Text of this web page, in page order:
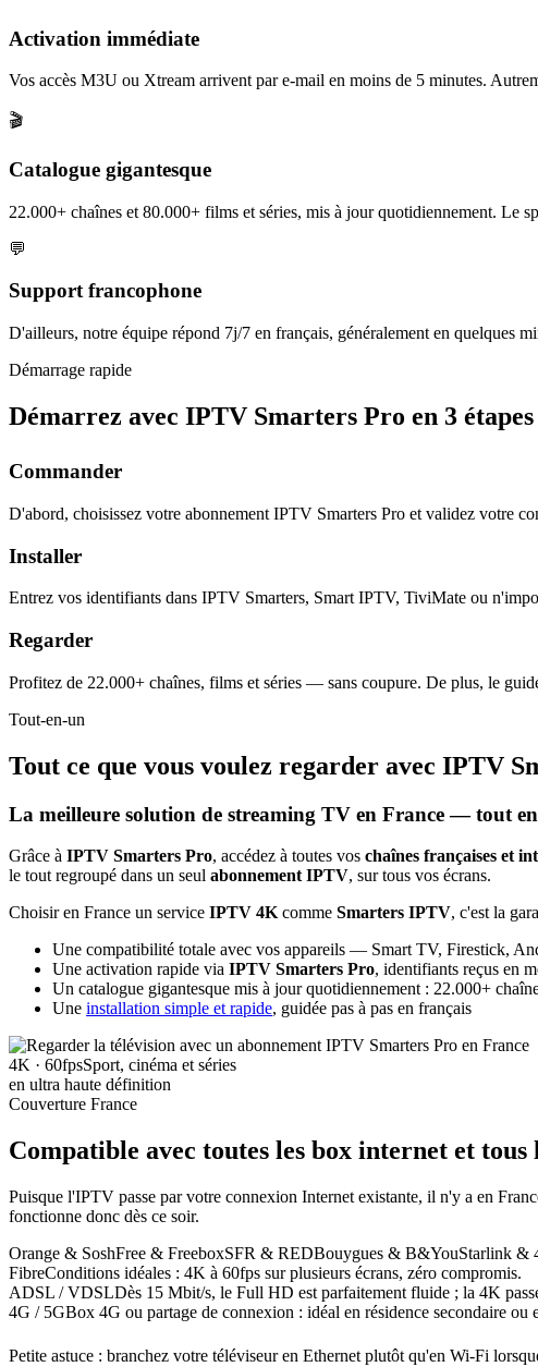
Activation immédiate
Vos accès M3U ou Xtream arrivent par e-mail en moins de 5 minutes.
🎬
Catalogue gigantesque
22.000+ chaînes et 80.000+ films et séries, mis à jour quotidiennement. Le
💬
Support francophone
D'ailleurs, notre équipe répond 7j/7 en français, généralement en quelques
Démarrage rapide
Démarrez avec IPTV Smarters Pro en 3
Commander
D'abord, choisissez votre abonnement IPTV Smarters Pro et validez votre
Installer
Entrez vos identifiants dans IPTV Smarters, Smart IPTV, TiviMate ou
Regarder
Profitez de 22.000+ chaînes, films et séries — sans coupure. De plus, le
Tout-en-un
Tout ce que vous voulez regarder avec IPTV
La meilleure solution de streaming TV en France — tout
Grâce à IPTV Smarters Pro, accédez à toutes vos chaînes françaises et
le tout regroupé dans un seul abonnement IPTV, sur tous vos écrans.
Choisir en France un service IPTV 4K comme Smarters IPTV, c'est la
Une compatibilité totale avec vos appareils — Smart TV, Firestick,
Une activation rapide via IPTV Smarters Pro, identifiants reçus en
Un catalogue gigantesque mis à jour quotidiennement : 22.000+
Une installation simple et rapide, guidée pas à pas en français
4K · 60fpsSport, cinéma et séries
en ultra haute définition
Couverture France
Compatible avec toutes les box internet et tous
Puisque l'IPTV passe par votre connexion Internet existante, il n'y a en
fonctionne donc dès ce soir.
Orange & SoshFree & FreeboxSFR & REDBouygues & B&YouStarlink &
FibreConditions idéales : 4K à 60fps sur plusieurs écrans, zéro compromis.
ADSL / VDSLDès 15 Mbit/s, le Full HD est parfaitement fluide ; la 4K
4G / 5GBox 4G ou partage de connexion : idéal en résidence secondaire ou
Petite astuce : branchez votre téléviseur en Ethernet plutôt qu'en Wi-Fi